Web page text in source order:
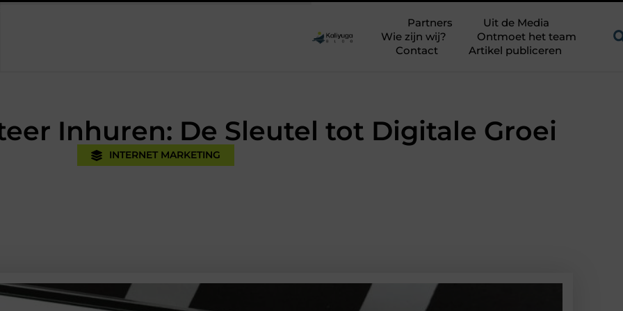
Partners
Uit de Media
Wie zijn wij?
Ontmoet het team
Contact
Artikel publiceren
Inhuren: De Sleutel tot Digitale Groei
INTERNET MARKETING